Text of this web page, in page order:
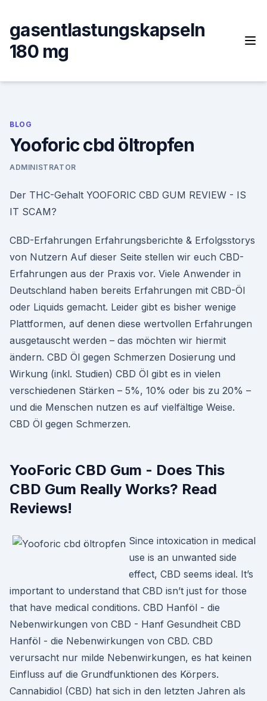
content
gasentlastungskapseln
180 mg
BLOG
Yooforic cbd öltropfen
ADMINISTRATOR
Der THC-Gehalt YOOFORIC CBD GUM REVIEW - IS
IT SCAM?
CBD-Erfahrungen Erfahrungsberichte & Erfolgsstorys
von Nutzern Auf dieser Seite stellen wir euch CBD-
Erfahrungen aus der Praxis vor. Viele Anwender in
Deutschland haben bereits Erfahrungen mit CBD-Öl
oder Liquids gemacht. Leider gibt es bisher wenige
Plattformen, auf denen diese wertvollen Erfahrungen
ausgetauscht werden – das möchten wir hiermit
ändern. CBD Öl gegen Schmerzen Dosierung und
Wirkung (inkl. Studien) CBD Öl gibt es in vielen
verschiedenen Stärken – 5%, 10% oder bis zu 20% –
und die Menschen nutzen es auf vielfältige Weise.
CBD Öl gegen Schmerzen.
YooForic CBD Gum - Does This
CBD Gum Really Works? Read
Reviews!
Since intoxication in medical
use is an unwanted side
effect, CBD seems ideal. It’s
important to understand that CBD isn’t just for those
that have medical conditions. CBD Hanföl - die
Nebenwirkungen von CBD - Hanf Gesundheit CBD
Hanföl - die Nebenwirkungen von CBD. CBD
verursacht nur milde Nebenwirkungen, es hat keinen
Einfluss auf die Grundfunktionen des Körpers.
Cannabidiol (CBD) hat sich in den letzten Jahren als